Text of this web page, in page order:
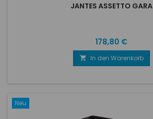
JANTES ASSETTO GARA
Preis
178,80 €
 In den Warenkorb
Neu